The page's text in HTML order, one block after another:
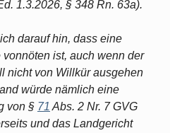
1.3.2026, § 348 Rn. 63a).
darauf hin, dass eine
ist, auch wenn der
nicht von Willkür ausgehen
würde nämlich eine
von § 71 Abs. 2 Nr. 7 GVG
und das Landgericht